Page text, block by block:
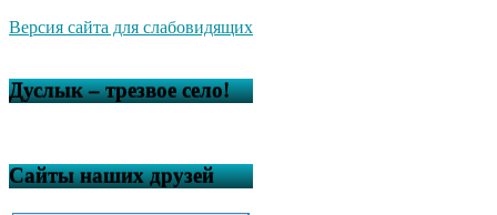
Версия сайта для слабовидящих
Дуслык – трезвое село!
Сайты наших друзей